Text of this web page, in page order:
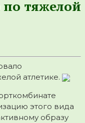
по тяжелой
атлетике.
этого вида
образу